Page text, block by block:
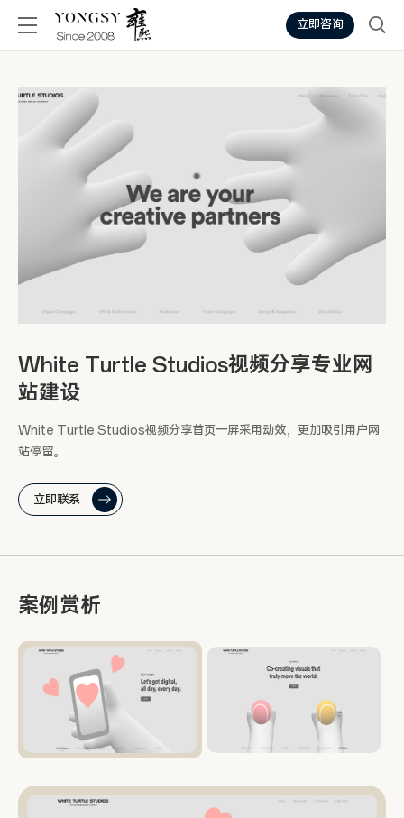
立即咨询
White Turtle Studios视频分享专业网
站建设
White Turtle Studios视频分享首页一屏采用动效，更加吸引用户网
站停留。
立即联系
案例赏析